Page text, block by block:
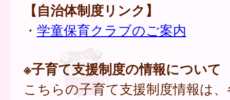
【自治体制度リンク】
・ 学童保育クラブのご案内
※子育て支援制度の情報について
こちらの子育て支援制度情報は